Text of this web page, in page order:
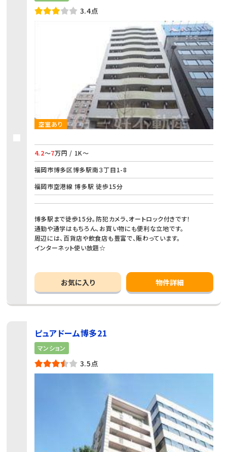
3.4点
空室あり
4.2～7万円 / 1K～
福岡市博多区博多駅南３丁目1-8
福岡市空港線 博多駅 徒歩15分
博多駅まで徒歩15分。防犯カメラ、オートロック付きです！
通勤や通学はもちろん、お買い物にも便利な立地です。
周辺には、百貨店や飲食店も豊富で、賑わっています。
インターネット使い放題☆
お気に入り 物件詳細
ピュアドーム博多21
マンション
3.5点